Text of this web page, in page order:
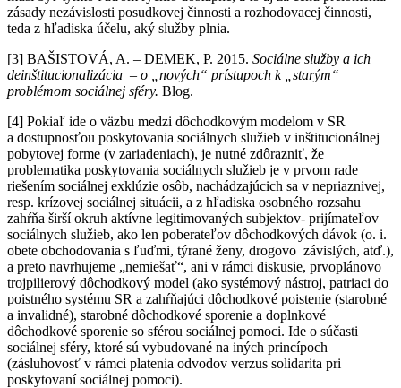
zásady nezávislosti posudkovej činnosti a rozhodovacej činnosti,
teda z hľadiska účelu, aký služby plnia.
[3] BAŠISTOVÁ, A. – DEMEK, P. 2015. Sociálne služby a ich
deinštitucionalizácia – o „nových“ prístupoch k „starým“
problémom sociálnej sféry. Blog.
[4] Pokiaľ ide o väzbu medzi dôchodkovým modelom v SR
a dostupnosťou poskytovania sociálnych služieb v inštitucionálnej
pobytovej forme (v zariadeniach), je nutné zdôrazniť, že
problematika poskytovania sociálnych služieb je v prvom rade
riešením sociálnej exklúzie osôb, nachádzajúcich sa v nepriaznivej,
resp. krízovej sociálnej situácii, a z hľadiska osobného rozsahu
zahŕňa širší okruh aktívne legitimovaných subjektov- prijímateľov
sociálnych služieb, ako len poberateľov dôchodkových dávok (o. i.
obete obchodovania s ľuďmi, týrané ženy, drogovo závislých, atď.),
a preto navrhujeme „nemiešať“, ani v rámci diskusie, prvoplánovo
trojpilierový dôchodkový model (ako systémový nástroj, patriaci do
poistného systému SR a zahŕňajúci dôchodkové poistenie (starobné
a invalidné), starobné dôchodkové sporenie a doplnkové
dôchodkové sporenie so sférou sociálnej pomoci. Ide o súčasti
sociálnej sféry, ktoré sú vybudované na iných princípoch
(zásluhovosť v rámci platenia odvodov verzus solidarita pri
poskytovaní sociálnej pomoci).